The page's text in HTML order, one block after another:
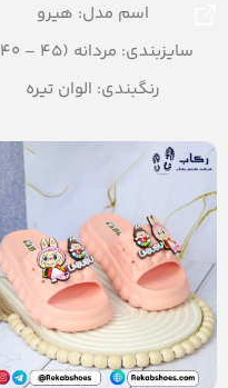
اسم مدل: هیرو
سایزبندی: مردانه (45 – 40)
رنگبندی: الوان تیره
جنس: Airblowing